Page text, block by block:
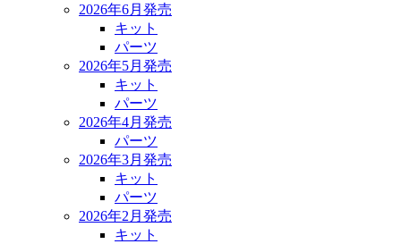
2026年6月発売
キット
パーツ
2026年5月発売
キット
パーツ
2026年4月発売
パーツ
2026年3月発売
キット
パーツ
2026年2月発売
キット